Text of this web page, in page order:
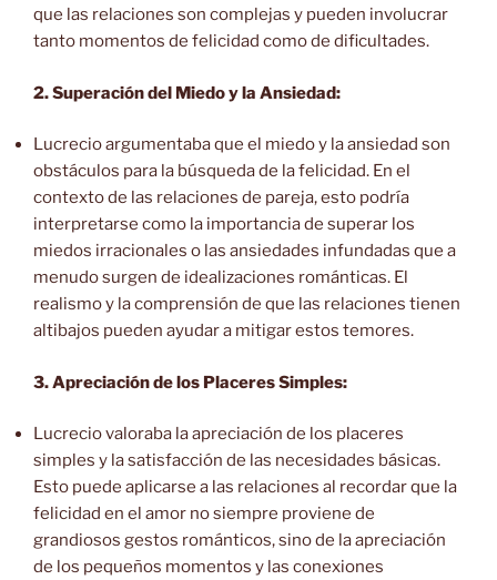
que las relaciones son complejas y pueden involucrar
tanto momentos de felicidad como de dificultades.
2. Superación del Miedo y la Ansiedad:
Lucrecio argumentaba que el miedo y la ansiedad son
obstáculos para la búsqueda de la felicidad. En el
contexto de las relaciones de pareja, esto podría
interpretarse como la importancia de superar los
miedos irracionales o las ansiedades infundadas que a
menudo surgen de idealizaciones románticas. El
realismo y la comprensión de que las relaciones tienen
altibajos pueden ayudar a mitigar estos temores.
3. Apreciación de los Placeres Simples:
Lucrecio valoraba la apreciación de los placeres
simples y la satisfacción de las necesidades básicas.
Esto puede aplicarse a las relaciones al recordar que la
felicidad en el amor no siempre proviene de
grandiosos gestos románticos, sino de la apreciación
de los pequeños momentos y las conexiones